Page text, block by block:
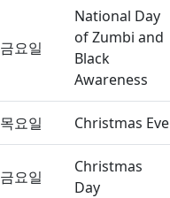
금요일
National Day
of Zumbi and
Black
Awareness
목요일 Christmas Eve
금요일
Christmas
Day